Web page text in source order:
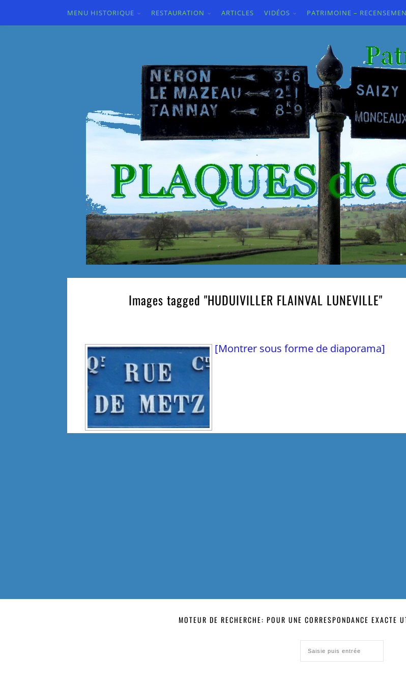
MENU HISTORIQUE RESTAURATION ARTICLES VIDÉOS PATRIMOINE –
Images tagged "HUDUIVILLER FLAINVAL LUNEVILLE"
[Montrer sous forme de diaporama]
MOTEUR DE RECHERCHE: POUR UNE CORRESPONDANCE EXACTE